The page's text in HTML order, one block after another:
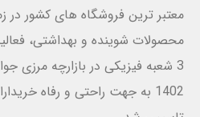
معتبر ترین فروشگاه های کشور در
3 شعبه فیزیکی در بازارچه مرزی
1402 به جهت راحتی و رفاه